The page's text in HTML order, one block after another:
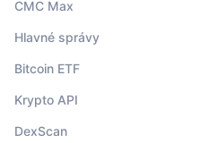
CMC Max
Hlavné správy
Bitcoin ETF
Krypto API
DexScan